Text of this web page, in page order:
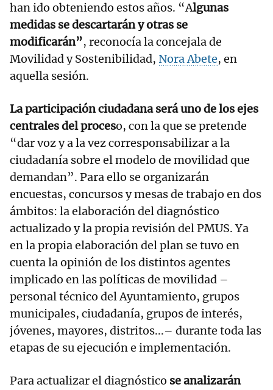
han ido obteniendo estos años. “Algunas
medidas se descartarán y otras se
modificarán”, reconocía la concejala de
Movilidad y Sostenibilidad, Nora Abete, en
aquella sesión.
La participación ciudadana será uno de los ejes
centrales del proceso, con la que se pretende
“dar voz y a la vez corresponsabilizar a la
ciudadanía sobre el modelo de movilidad que
demandan”. Para ello se organizarán
encuestas, concursos y mesas de trabajo en dos
ámbitos: la elaboración del diagnóstico
actualizado y la propia revisión del PMUS. Ya
en la propia elaboración del plan se tuvo en
cuenta la opinión de los distintos agentes
implicado en las políticas de movilidad –
personal técnico del Ayuntamiento, grupos
municipales, ciudadanía, grupos de interés,
jóvenes, mayores, distritos...– durante toda las
etapas de su ejecución e implementación.
Para actualizar el diagnóstico se analizarán